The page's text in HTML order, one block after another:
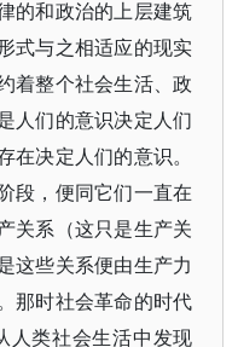
的和政治的上层建筑
式与之相适应的现实
着整个社会生活、政
人们的意识决定人们
在决定人们的意识。
段，便同它们一直在
关系（这只是生产关
这些关系便由生产力
那时社会革命的时代
人类社会生活中发现